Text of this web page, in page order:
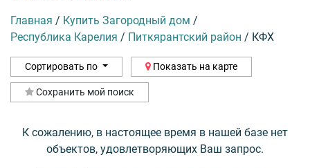
Главная / Купить Загородный дом /
Республика Карелия / Питкярантский район / КФХ
Сортировать по Показать на карте
Сохранить мой поиск
К сожалению, в настоящее время в нашей базе нет
объектов, удовлетворяющих Ваш запрос.